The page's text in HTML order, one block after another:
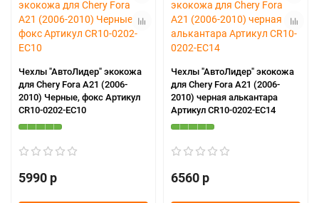
Чехлы "АвтоЛидер" экокожа
для Chery Fora A21 (2006-
2010) Черные, фокс Артикул
CR10-0202-EC10
5990 р
Чехлы "АвтоЛидер" экокожа
для Chery Fora A21 (2006-
2010) черная алькантара
Артикул CR10-0202-EC14
6560 р